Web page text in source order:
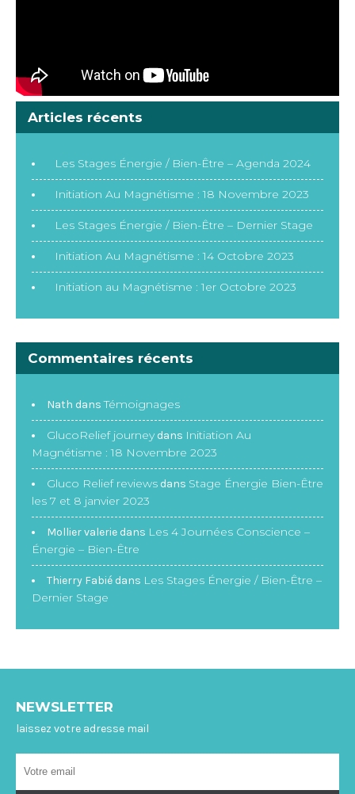
Articles récents
Les Stages Énergie / Bien-Être – Agenda 2024
Initiation Au Magnétisme : 18 Novembre 2023
Les Stages Énergie / Bien-Être – Dernier Stage
Initiation Au Magnétisme : 14 Octobre 2023
Initiation au Magnétisme : 1er Octobre 2023
Commentaires récents
Nath dansTémoignages
GlucoRelief journey dans Initiation Au
Magnétisme : 18 Novembre 2023
Gluco Relief reviews dans Stage Énergie Bien-Être
les 7 et 8 janvier 2023
Mollier valerie dans Les 4 Journées Conscience –
Énergie – Bien-Être
Thierry Fabié dans Les Stages Énergie / Bien-Être –
Dernier Stage
NEWSLETTER
laissez votre adresse mail